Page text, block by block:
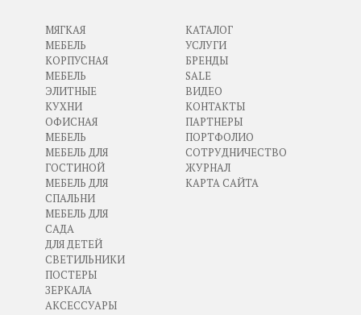
МЯГКАЯ
МЕБЕЛЬ
КОРПУСНАЯ
МЕБЕЛЬ
ЭЛИТНЫЕ
КУХНИ
ОФИСНАЯ
МЕБЕЛЬ
МЕБЕЛЬ ДЛЯ
ГОСТИНОЙ
МЕБЕЛЬ ДЛЯ
СПАЛЬНИ
МЕБЕЛЬ ДЛЯ
САДА
ДЛЯ ДЕТЕЙ
СВЕТИЛЬНИКИ
ПОСТЕРЫ
ЗЕРКАЛА
АКСЕССУАРЫ
КАТАЛОГ
УСЛУГИ
БРЕНДЫ
SALE
ВИДЕО
КОНТАКТЫ
ПАРТНЕРЫ
ПОРТФОЛИО
СОТРУДНИЧЕСТВО
ЖУРНАЛ
КАРТА САЙТА